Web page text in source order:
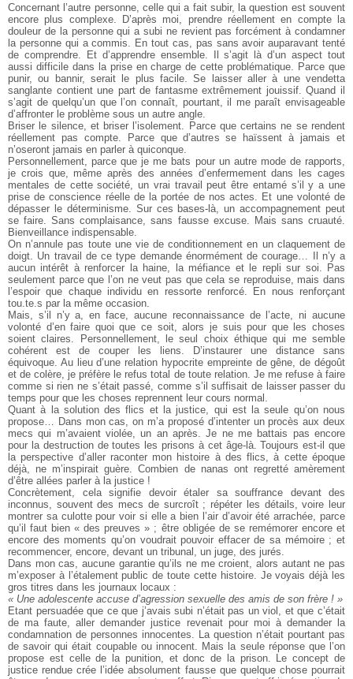
Concernant l’autre personne, celle qui a fait subir, la question est souvent
encore plus complexe. D’après moi, prendre réellement en compte la
douleur de la personne qui a subi ne revient pas forcément à condamner
la personne qui a commis. En tout cas, pas sans avoir auparavant tenté
de comprendre. Et d’apprendre ensemble. Il s’agit là d’un aspect tout
aussi difficile dans la prise en charge de cette problématique.
Parce que
punir, ou bannir, serait le plus facile. Se laisseraller à une vendetta
sanglante contient une part de fantasme extrêmement jouissif. Quand il
s’agit de quelqu’un que l’on connaît, pourtant, il
me paraît envisageable
d’affronter le problème sous un autre angle.
Briser le silence, et briser l’isolement. Parce que certains ne serendent
réellement pas compte. Parce que d’autres se haïssent à jamais et
n’oseront jamais en parler à quiconque.
Personnellement, parce que je me bats pour un autre modede rapports,
je crois que, même après des années d’enfermementdans les cages
mentales de cette société, un vrai travail peut être entamé s’il y a une
prise de conscience réelle de la portée de nos actes. Et une volonté de
dépasser le déterminisme. Sur ces bases-là,
un accompagnement peut
se faire. Sans complaisance, sans fausseexcuse. Mais sans cruauté.
Bienveillance indispensable.
On n’annule pas toute une vie de conditionnement en unclaquement de
doigt. Un travail de ce type demande énormément de courage… Il n’y a
aucun intérêt à renforcer la haine, la méfiance et le repli sur soi. Pas
seulement parce que l’on ne veut pas que cela se reproduise, mais dans
l’espoir que chaque individu en ressorte renforcé.
En nous renforçant
tou.te.s par la même occasion.
Mais, s’il n’y a, en face, aucune reconnaissance de l’acte, ni aucune
volonté d’en faire quoi que ce soit, alors je suis pour que les choses
soient claires. Personnellement, le seul choix éthique qui mesemble
cohérent est de couper les liens. D’instaurer une distance sans
équivoque. Au lieu d’une relation hypocrite empreinte de gêne, de dégoût
et de colère, je préfère le refus total de toute relation. Je merefuse à faire
comme si rien ne s’était passé, comme s’il suffisait de laisser passer du
temps pour que les choses reprennent leur cours normal.
Quant à la solution des flics et la justice, qui est la seule qu’onnous
propose… Dans mon cas, on m’a proposé d’intenter un procès aux deux
mecs qui m’avaient violée, un an après. Je ne me battais pas encore
pour la destruction de toutes les prisons à cet âge-là. Toujours est-il que
la perspective d’aller raconter mon histoire à des flics, à cetteépoque
déjà, ne m’inspirait guère. Combien de nanas ont regrettéamèrement
d’être allées parler à la justice !
Concrètement, cela signifie devoir étaler sa souffrance devantdes
inconnus, souvent des mecs de surcroît ; répéter les détails, voire leur
montrer sa culotte pour voir si elle a bien l’air d’avoir été arrachée, parce
qu’il faut bien « des preuves » ; être obligée de se remémorerencore et
encore des moments qu’on voudrait pouvoir effacer de sa mémoire ; et
recommencer, encore, devant un tribunal, un juge, des jurés.
Dans mon cas, aucune garantie qu’ils ne me croient, alors autantne pas
m’exposer à l’étalement public de toute cette histoire. Je voyais déjà les
gros titres dans les journaux locaux :
« Une adolescente accuse d’agression sexuelle des amis de son frère ! »
Etant persuadée que ce que j’avais subi n’était pas un viol, etque c’était
de ma faute, aller demander justice revenait pour moi à demanderla
condamnation de personnes innocentes. La question n’était pourtant pas
de savoir qui était coupable ou innocent. Mais la seuleréponse que l’on
propose est celle de la punition, et donc de la prison.
Le concept de
justice rendue crée l’idée absolument fausse quequelque chose pourrait